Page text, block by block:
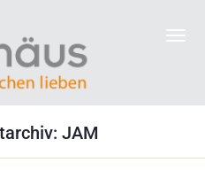
JAM